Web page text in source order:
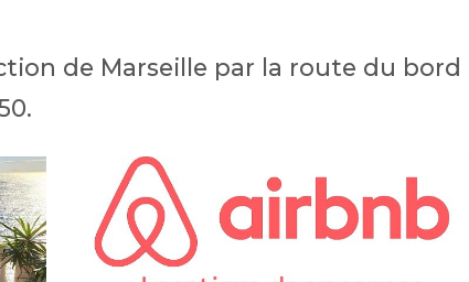
de Marseille par la route du bord